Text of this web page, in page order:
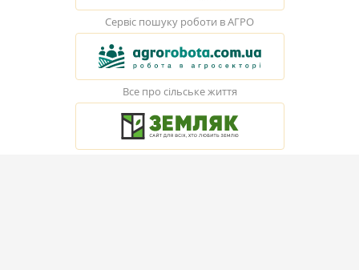
Сервіс пошуку роботи в АГРО
Все про сільське життя